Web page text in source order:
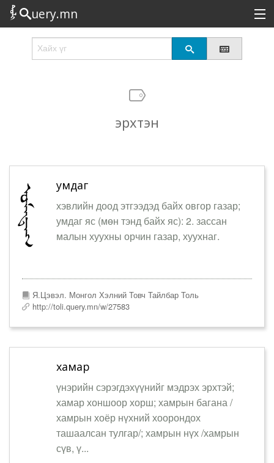
uery.mn
Сонирхолтой
эрхтэн
умдаг
хэвлийн доод этгээдэд байх овгор газар;
умдаг яс (мөн тэнд байх яс): 2. зассан
малын хуухны орчин газар, хуухнаг.
Я.Цэвэл. Монгол Хэлний Товч Тайлбар Толь
http://toli.query.mn/w/27583
хамар
үнэрийн сэрэгдэхүүнийг мэдрэх эрхтэй;
хамар хоншоор хорш; хамрын багана /
хамрын хоёр нүхний хоорондох
ташаалсан тулгар/; хамрын нүх /хамрын
сүв, ү...